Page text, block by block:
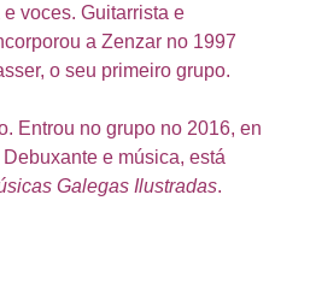
e voces. Guitarrista e
a Zenzar no 1997
o seu primeiro grupo.
Entrou no grupo no 2016, en
e música, está
Galegas Ilustradas.